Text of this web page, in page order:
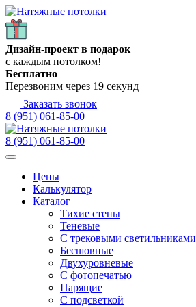
Дизайн-проект в подарок
с каждым потолком!
Бесплатно
Перезвоним через 19 секунд
Заказать звонок
8 (951) 061-85-00
8 (951) 061-85-00
Цены
Калькулятор
Каталог
Тихие стены
Теневые
С трековыми светильниками
Бесшовные
Двухуровневые
С фотопечатью
Парящие
С подсветкой